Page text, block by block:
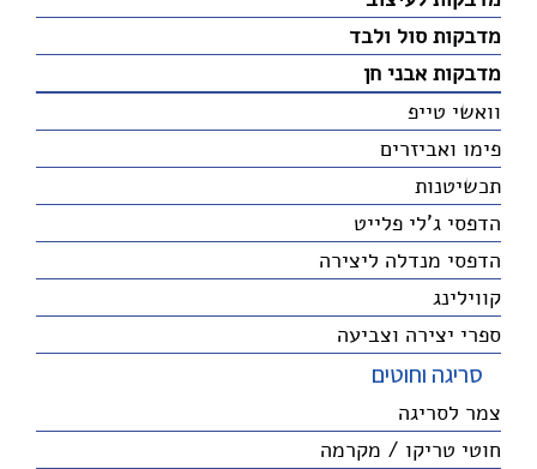
מדבקות סול ולבד
מדבקות אבני חן
וואשי טייפ
פימו ואביזרים
תכשיטנות
הדפסי ג'לי פלייט
הדפסי מנדלה ליצירה
קווילינג
ספרי יצירה וצביעה
סריגה וחוטים
צמר לסריגה
חוטי טריקו / מקרמה